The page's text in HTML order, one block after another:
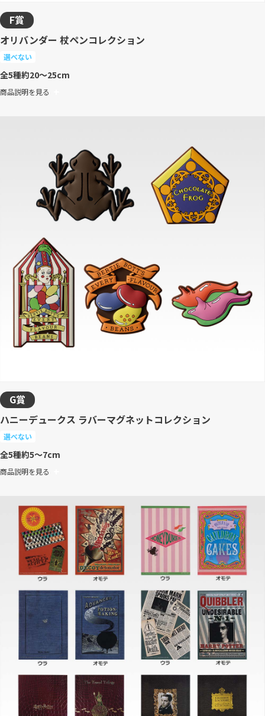
F賞
オリバンダー 杖ペンコレクション
選べない
全5種約20～25cm
商品説明を見る
G賞
ハニーデュークス ラバーマグネットコレクション
選べない
全5種約5～7cm
商品説明を見る